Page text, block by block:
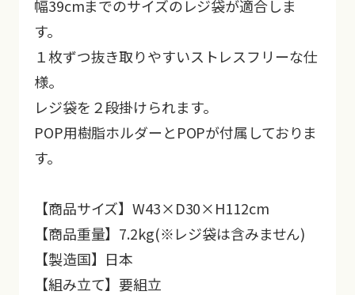
幅39cmまでのサイズのレジ袋が適合しま
す。
１枚ずつ抜き取りやすいストレスフリーな仕
様。
レジ袋を２段掛けられます。
POP用樹脂ホルダーとPOPが付属しておりま
す。
【商品サイズ】W43×D30×H112cm
【商品重量】7.2kg(※レジ袋は含みません)
【製造国】日本
【組み立て】要組立